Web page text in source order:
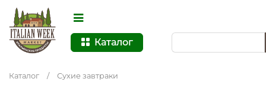
Каталог
Каталог / Сухие завтраки